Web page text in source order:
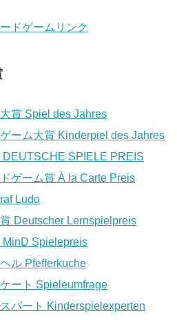
ドゲームリンク
賞 Spiel des Jahres
ーム大賞 Kinderpiel des Jahres
DEUTSCHE SPIELE PREIS
ゲーム賞 À la Carte Preis
Ludo
Deutscher Lernspielpreis
MinD Spielepreis
ル Pfefferkuche
ート Spieleumfrage
パート Kinderspielexperten